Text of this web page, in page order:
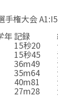
手権大会
年記録
15秒20
15秒45
36m49
35m64
40m81
27m28